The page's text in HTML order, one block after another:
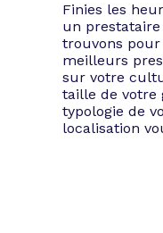
Finies les
un
trouvons
meilleurs
sur votre
taille de votre
typologie de
localisation